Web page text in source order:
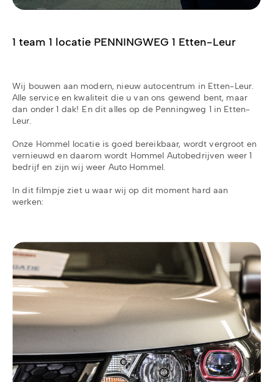
1 team 1 locatie PENNINGWEG 1 Etten-Leur
Wij bouwen aan modern, nieuw autocentrum in Etten-Leur.
Alle service en kwaliteit die u van ons gewend bent, maar
dan onder 1 dak! En dit alles op de Penningweg 1 in Etten-
Leur.
Onze Hommel locatie is goed bereikbaar, wordt vergroot en
vernieuwd en daarom wordt Hommel Autobedrijven weer 1
bedrijf en zijn wij weer Auto Hommel.
In dit filmpje ziet u waar wij op dit moment hard aan
werken: